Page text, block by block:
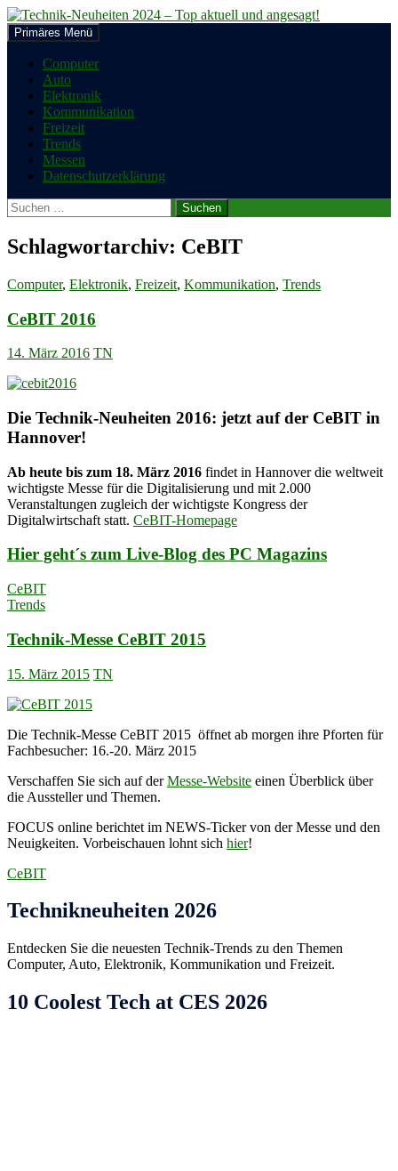
Zum
Inhalt
springen
Technik-Neuheiten 2024 – Top
aktuell und angesagt!
Suchen
Primäres Menü
Computer
Auto
Elektronik
Kommunikation
Freizeit
Trends
Messen
Datenschutzerklärung
Suchen
nach:
Schlagwortarchiv: CeBIT
Computer, Elektronik, Freizeit, Kommunikation, Trends
CeBIT 2016
14. März 2016 TN
Die Technik-Neuheiten 2016: jetzt auf der CeBIT in
Hannover!
Ab heute bis zum 18. März 2016 findet in Hannover die weltweit
wichtigste Messe für die Digitalisierung und mit 2.000
Veranstaltungen zugleich der wichtigste Kongress der
Digitalwirtschaft statt. CeBIT-Homepage
Hier geht´s zum Live-Blog des PC Magazins
CeBIT
Trends
Technik-Messe CeBIT 2015
15. März 2015 TN
Die Technik-Messe CeBIT 2015 öffnet ab morgen ihre Pforten für
Fachbesucher: 16.-20. März 2015
Verschaffen Sie sich auf derMesse-Website einen Überblick über
die Aussteller und Themen.
FOCUS online berichtet im NEWS-Ticker von der Messe und den
Neuigkeiten. Vorbeischauen lohnt sich hier!
CeBIT
Technikneuheiten 2026
Entdecken Sie die neuesten Technik-Trends zu den Themen
Computer, Auto, Elektronik, Kommunikation und Freizeit.
10 Coolest Tech at CES 2026